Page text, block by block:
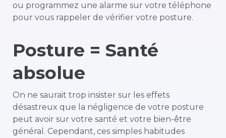
ou programmez une alarme sur votre téléphone
pour vous rappeler de vérifier votre posture.
Posture = Santé
absolue
On ne saurait trop insister sur les effets
désastreux que la négligence de votre posture
peut avoir sur votre santé et votre bien-être
général. Cependant, ces simples habitudes